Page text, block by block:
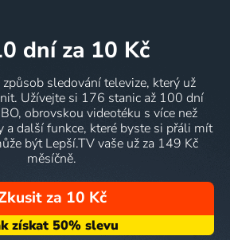
dní za 10 Kč
sledování televize, který už
Užívejte si 176 stanic až 100 dní
obrovskou videotéku s více než
další funkce, které byste si přáli mít
být Lepší.TV vaše už za 149 Kč
měsíčně.
za 10 Kč